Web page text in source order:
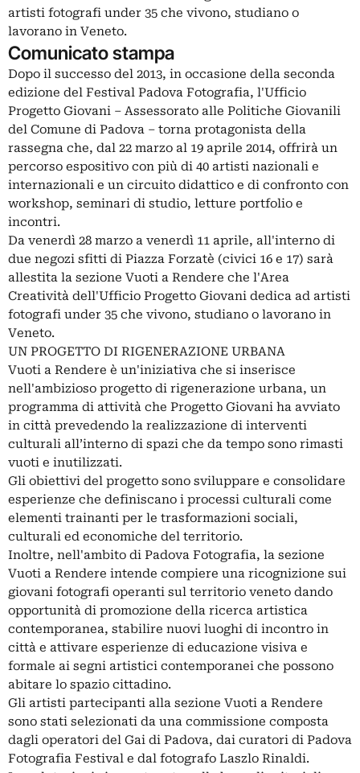
artisti fotografi under 35 che vivono, studiano o
lavorano in Veneto.
Comunicato stampa
Dopo il successo del 2013, in occasione della seconda
edizione del Festival Padova Fotografia, l'Ufficio
Progetto Giovani – Assessorato alle Politiche Giovanili
del Comune di Padova – torna protagonista della
rassegna che, dal 22 marzo al 19 aprile 2014, offrirà un
percorso espositivo con più di 40 artisti nazionali e
internazionali e un circuito didattico e di confronto con
workshop, seminari di studio, letture portfolio e
incontri.
Da venerdì 28 marzo a venerdì 11 aprile, all'interno di
due negozi sfitti di Piazza Forzatè (civici 16 e 17) sarà
allestita la sezione Vuoti a Rendere che l'Area
Creatività dell'Ufficio Progetto Giovani dedica ad artisti
fotografi under 35 che vivono, studiano o lavorano in
Veneto.
UN PROGETTO DI RIGENERAZIONE URBANA
Vuoti a Rendere è un'iniziativa che si inserisce
nell'ambizioso progetto di rigenerazione urbana, un
programma di attività che Progetto Giovani ha avviato
in città prevedendo la realizzazione di interventi
culturali all’interno di spazi che da tempo sono rimasti
vuoti e inutilizzati.
Gli obiettivi del progetto sono sviluppare e consolidare
esperienze che definiscano i processi culturali come
elementi trainanti per le trasformazioni sociali,
culturali ed economiche del territorio.
Inoltre, nell'ambito di Padova Fotografia, la sezione
Vuoti a Rendere intende compiere una ricognizione sui
giovani fotografi operanti sul territorio veneto dando
opportunità di promozione della ricerca artistica
contemporanea, stabilire nuovi luoghi di incontro in
città e attivare esperienze di educazione visiva e
formale ai segni artistici contemporanei che possono
abitare lo spazio cittadino.
Gli artisti partecipanti alla sezione Vuoti a Rendere
sono stati selezionati da una commissione composta
dagli operatori del Gai di Padova, dai curatori di Padova
Fotografia Festival e dal fotografo Laszlo Rinaldi.